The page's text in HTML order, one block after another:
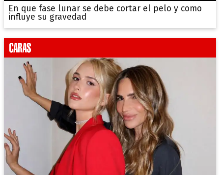
En que fase lunar se debe cortar el pelo y como
influye su gravedad